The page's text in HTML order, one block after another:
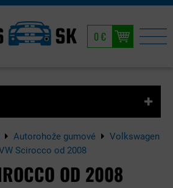
0 €
Autorohože gumové
Volkswagen
Scirocco od 2008
OD 2008